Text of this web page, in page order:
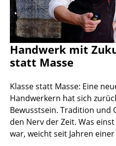
Handwerk mit
statt Masse
Klasse statt Masse: Eine
Handwerkern hat sich
Bewusstsein. Tradition
den Nerv der Zeit. Was
war, weicht seit Jahren